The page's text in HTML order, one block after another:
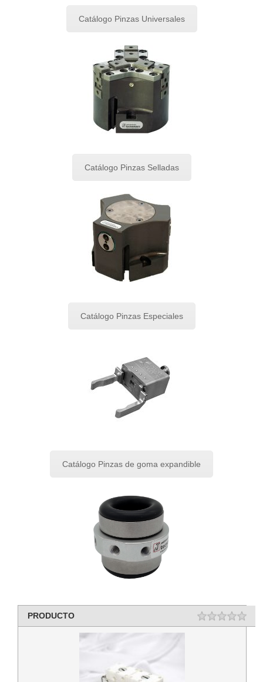
Catálogo Pinzas Universales
Catálogo Pinzas Selladas
Catálogo Pinzas Especiales
Catálogo Pinzas de goma expandible
PRODUCTO